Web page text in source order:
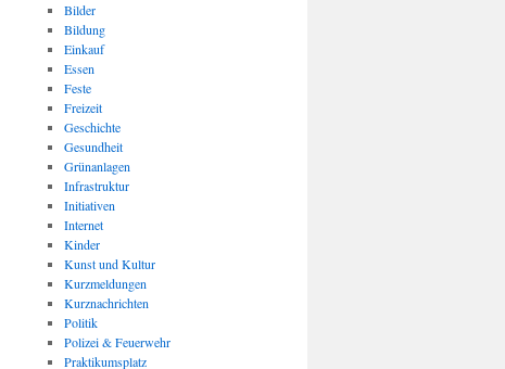
Bilder
Bildung
Einkauf
Essen
Feste
Freizeit
Geschichte
Gesundheit
Grünanlagen
Infrastruktur
Initiativen
Internet
Kinder
Kunst und Kultur
Kurzmeldungen
Kurznachrichten
Politik
Polizei & Feuerwehr
Praktikumsplatz